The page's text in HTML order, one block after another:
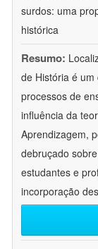
surdos: uma
histórica
Resumo:
de História é
processos de
influência da
Aprendizagem,
debruçado
estudantes e
incorporação